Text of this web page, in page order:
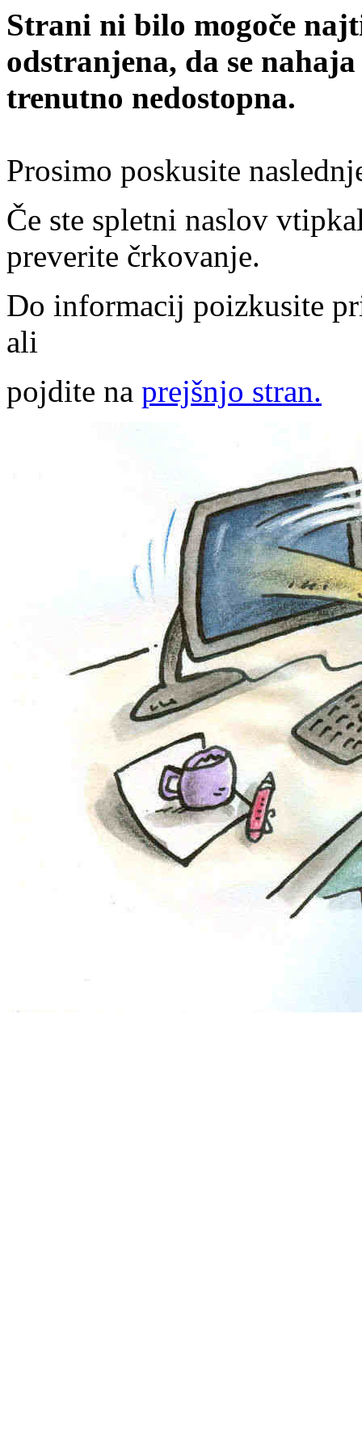
Strani ni bilo mogoče
odstranjena, da se
trenutno nedostopna.
Prosimo poskusite
Če ste spletni naslov
preverite črkovanje.
Do informacij poizkusite
ali
pojdite na prejšnjo stran.